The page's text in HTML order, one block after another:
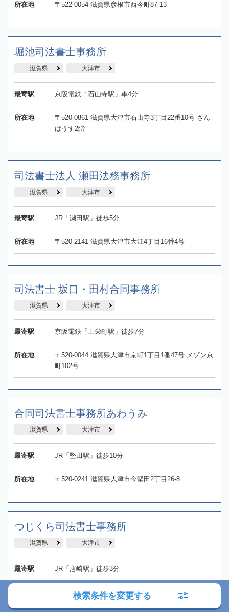
所在地 〒522-0054 滋賀県彦根市西今町87-13
堀池司法書士事務所
滋賀県 大津市
最寄駅 京阪電鉄「石山寺駅」車4分
所在地
〒520-0861 滋賀県大津市石山寺3丁目22番10号 さん
はうす2階
司法書士法人 瀬田法務事務所
滋賀県 大津市
最寄駅 JR「瀬田駅」徒歩5分
所在地 〒520-2141 滋賀県大津市大江4丁目16番4号
司法書士 坂口・田村合同事務所
滋賀県 大津市
最寄駅 京阪電鉄「上栄町駅」徒歩7分
所在地
〒520-0044 滋賀県大津市京町1丁目1番47号 メゾン京
町102号
合同司法書士事務所あわうみ
滋賀県 大津市
最寄駅 JR「堅田駅」徒歩10分
所在地 〒520-0241 滋賀県大津市今堅田2丁目26-8
つじくら司法書士事務所
滋賀県 大津市
最寄駅 JR「唐崎駅」徒歩3分
〒520-0106 滋賀県大津市唐崎3丁目3番16号
検索条件を変更する